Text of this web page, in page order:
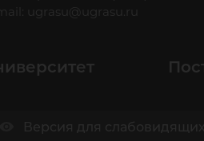
ugrasu@ugrasu.ru